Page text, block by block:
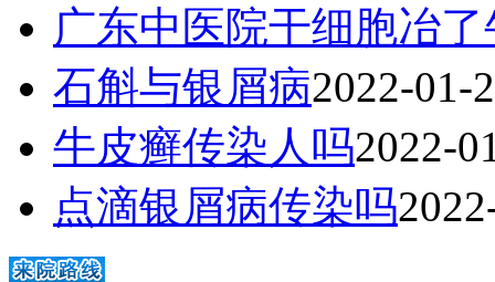
广东中医院干细胞冶
石斛与银屑病2022-01-
牛皮癣传染人吗2022-
点滴银屑病传染吗